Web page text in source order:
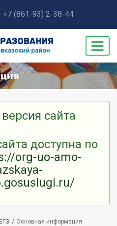
+7 (861-93) 2-38-44
сайта
доступна по
org-uo-amo-
ЕГЭ Основная информация